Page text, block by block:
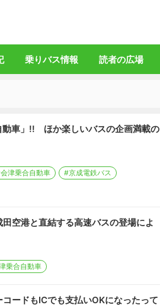
乗りバス情報 読者の広場
動車」!! ほか楽しいバスの企画満載の
津乗合自動車
#京成電鉄バス
空港と直結する高速バスの登場によ
乗合自動車
ードもICでも支払いOKになったって